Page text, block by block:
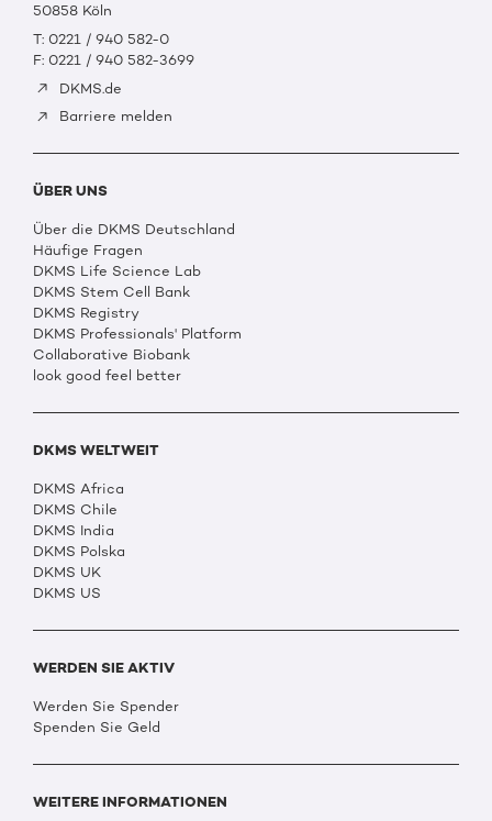
50858 Köln
T: 0221 / 940 582-0
F: 0221 / 940 582-3699
DKMS.de
Barriere melden
ÜBER UNS
Über die DKMS Deutschland
Häufige Fragen
DKMS Life Science Lab
DKMS Stem Cell Bank
DKMS Registry
DKMS Professionals' Platform
Collaborative Biobank
look good feel better
DKMS WELTWEIT
DKMS Africa
DKMS Chile
DKMS India
DKMS Polska
DKMS UK
DKMS US
WERDEN SIE AKTIV
Werden Sie Spender
Spenden Sie Geld
WEITERE INFORMATIONEN